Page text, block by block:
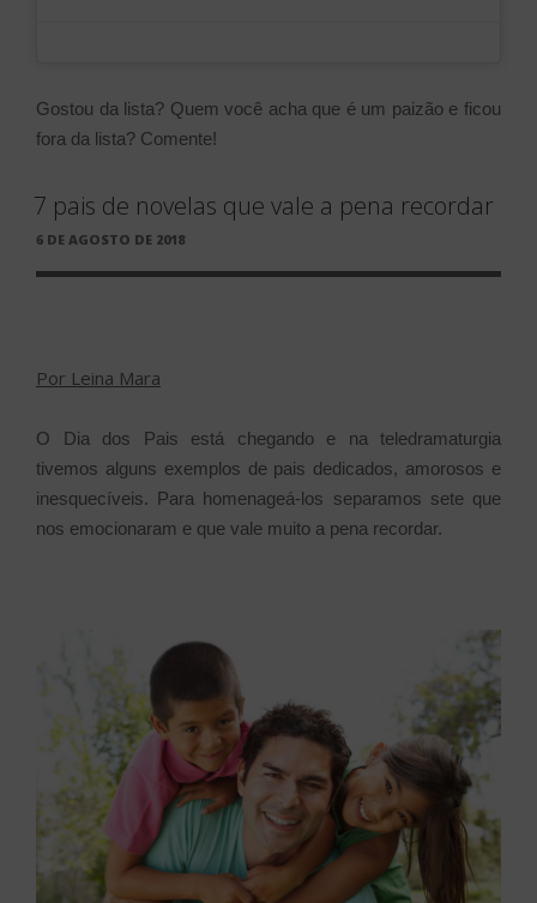
Gostou da lista? Quem você acha que é um paizão e ficou
fora da lista? Comente!
7 pais de novelas que vale a pena recordar
PUBLICADO
6 DE AGOSTO DE 2018
Por Leina Mara
O Dia dos Pais está chegando e na teledramaturgia
tivemos alguns exemplos de pais dedicados, amorosos e
inesquecíveis. Para homenageá-los separamos sete que
nos emocionaram e que vale muito a pena recordar.